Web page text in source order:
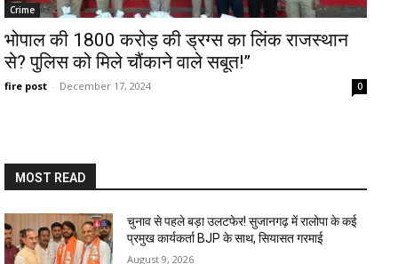
Crime
भोपाल की 1800 करोड़ की ड्रग्स का लिंक राजस्थान
से? पुलिस को मिले चौंकाने वाले सबूत!”
fire post - December 17, 2024 0
MOST READ
चुनाव से पहले बड़ा उलटफेर! सुजानगढ़ में रालोपा के कई
प्रमुख कार्यकर्ता BJP के साथ, सियासत गरमाई
August 9, 2026